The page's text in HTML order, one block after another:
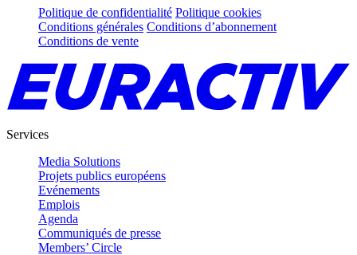
Politique de confidentialité Politique cookies
Conditions générales Conditions d’abonnement
Conditions de vente
Services
Media Solutions
Projets publics européens
Evénements
Emplois
Agenda
Communiqués de presse
Members’ Circle